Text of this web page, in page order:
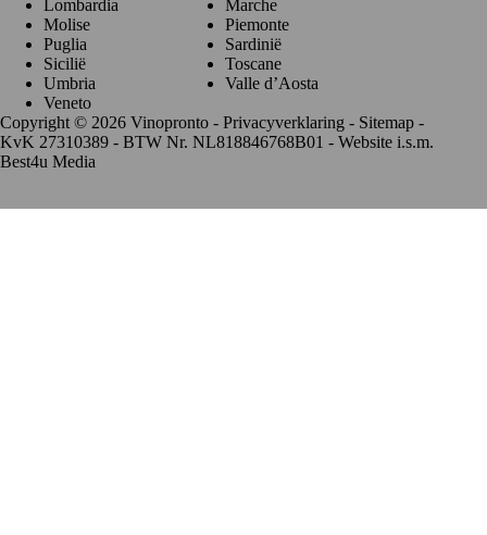
Lombardia
Marche
Molise
Piemonte
Puglia
Sardinië
Sicilië
Toscane
Umbria
Valle d’Aosta
Veneto
Copyright © 2026 Vinopronto - Privacyverklaring - Sitemap -
KvK 27310389 - BTW Nr. NL818846768B01 - Website i.s.m.
Best4u Media